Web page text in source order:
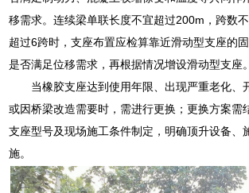
移需求。连续梁单联长度不宜超过200m，跨数
超过6跨时，支座布置应检算靠近滑动型支座的
是否满足位移需求，再根据情况增设滑动型支座。
当橡胶支座达到使用年限、出现严重老化、
或因桥梁改造需要时，需进行更换；更换方案需
支座型号及现场施工条件制定，明确顶升设备、
施。